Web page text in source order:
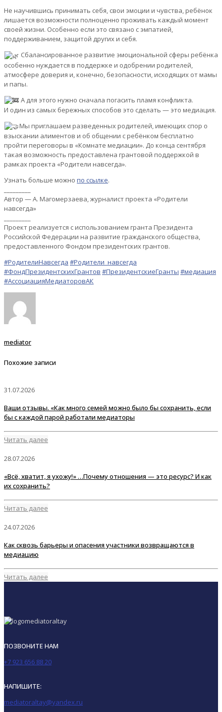
Не научившись принимать себя, свои эмоции и чувства, ребёнок
лишается возможности полноценно проживать каждый момент
своей жизни. Особенно если это связано с эмпатией,
поддерживанием, защитой других и себя.
Сбалансированное развитие эмоциональной сферы ребёнка
особенно нуждается в поддержке и одобрении родителей,
атмосфере доверия и, конечно, безопасности, исходящих от мамы
и папы.
А для этого нужно сначала погасить пламя конфликта.
И один из самых бережных способов это сделать — это медиация.
Мы приглашаем разведенных родителей, имеющих спор о
взыскании алиментов и об общении с ребёнком бесплатно
пройти переговоры в «Комнате медиации». До конца сентября
такая возможность предоставлена грантовой поддержкой в
рамках проекта «Родители навсегда».
Узнать больше можно по ссылке.
Автор — А. Магомерзаева, журналист проекта «Родители
навсегда»
Проект реализуется с использованием гранта Президента
Российской Федерации на развитие гражданского общества,
предоставленного Фондом президентских грантов.
#РодителиНавсегда #Родители_навсегда
#ФондПрезидентскихГрантов #ПрезидентскиеГранты #медиация
#АссоциацияМедиаторовАК
mediator
Похожие записи
31.07.2026
Ваши отзывы. «Как много семей можно было бы сохранить, если
бы с каждой парой работали медиаторы
Читать далее
28.07.2026
«Всё, хватит, я ухожу!» …Почему отношения — это ресурс? И как
их сохранить?
Читать далее
24.07.2026
Как сквозь барьеры и опасения участники возвращаются в
медиацию
Читать далее
ПОЗВОНИТЕ НАМ
+7 923 656 88 20
НАПИШИТЕ:
mediatoraltay@yandex.ru